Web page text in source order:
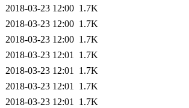
2018-03-23 12:00 1.7K
2018-03-23 12:00 1.7K
2018-03-23 12:00 1.7K
2018-03-23 12:01 1.7K
2018-03-23 12:01 1.7K
2018-03-23 12:01 1.7K
2018-03-23 12:01 1.7K